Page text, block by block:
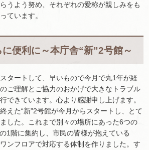
うよう努め、それぞれの愛称が親しみをも
ています。
便利に～本庁舎“新”2号館～
タートして、早いもので今月で丸1年が経
ご理解とご協力のおかげで大きなトラブル
できています。心より感謝申し上げます。
えた“新”2号館が今月からスタートし、とて
した。これまで別々の場所にあった6つの
1階に集約し、市民の皆様が抱えている
ンフロアで対応する体制を作りました。す